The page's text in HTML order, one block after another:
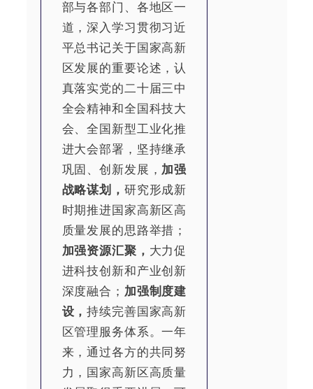
部与各部门、各地区一
道，深入学习贯彻习近
平总书记关于国家高新
区发展的重要论述，认
真落实党的二十届三中
全会精神和全国科技大
会、全国新型工业化推
进大会部署，坚持继承
巩固、创新发展， 加强
战略谋划， 研究形成新
时期推进国家高新区高
质量发展的思路举措；
加强资源汇聚， 大力促
进科技创新和产业创新
深度融合； 加强制度建
设，持续完善国家高新
区管理服务体系。一年
来，通过各方的共同努
力，国家高新区高质量